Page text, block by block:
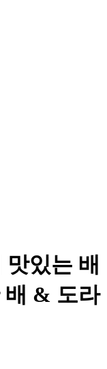
있는 배
배 & 도라